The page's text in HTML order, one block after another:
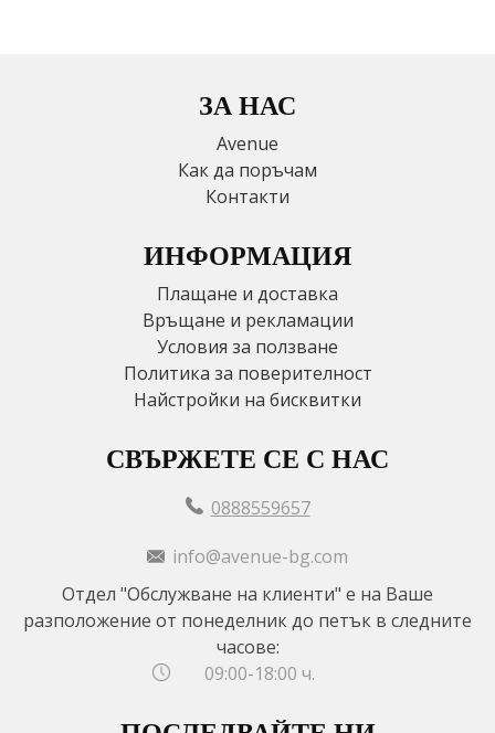
ЗА НАС
Avenue
Как да поръчам
Контакти
ИНФОРМАЦИЯ
Плащане и доставка
Връщане и рекламации
Условия за ползване
Политика за поверителност
Найстройки на бисквитки
СВЪРЖЕТЕ СЕ С НАС
0888559657
info@avenue-bg.com
Отдел "Обслужване на клиенти" е на Ваше
разположение от понеделник до петък в следните
часове:
09:00-18:00 ч.